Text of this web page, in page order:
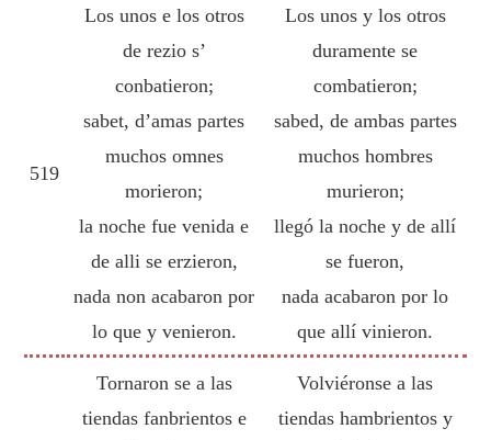
519
Los unos e los otros
de rezio s’
conbatieron;
sabet, d’amas partes
muchos omnes
morieron;
la noche fue venida e
de alli se erzieron,
nada non acabaron por
lo que y venieron.
Los unos y los otros
duramente se
combatieron;
sabed, de ambas partes
muchos hombres
murieron;
llegó la noche y de allí
se fueron,
nada acabaron por lo
que allí vinieron.
Tornaron se a las
tiendas fanbrientos e
Volviéronse a las
tiendas hambrientos y